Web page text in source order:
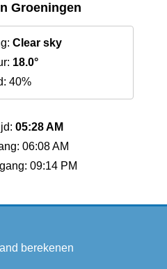
Groeningen
Clear sky
18.0°
40%
05:28 AM
06:08 AM
09:14 PM
berekenen